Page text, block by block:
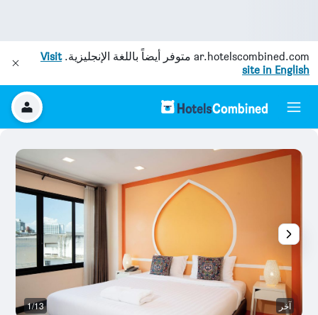
ar.hotelscombined.com متوفر أيضاً باللغة الإنجليزية.Visit
site in English
آخر 1/13